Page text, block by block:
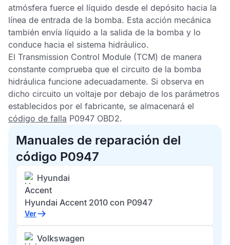
atmósfera fuerce el líquido desde el depósito hacia la
línea de entrada de la bomba. Esta acción mecánica
también envía líquido a la salida de la bomba y lo
conduce hacia el sistema hidráulico.
El Transmission Control Module (TCM) de manera
constante comprueba que el circuito de la bomba
hidráulica funcione adecuadamente. Si observa en
dicho circuito un voltaje por debajo de los parámetros
establecidos por el fabricante, se almacenará el
código de falla P0947 OBD2.
Manuales de reparación del
código P0947
Hyundai
Accent
Hyundai Accent 2010 con P0947
Ver
Volkswagen